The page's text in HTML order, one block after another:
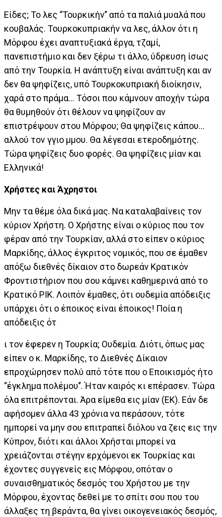
Είδες; Το λες ‘’Τουρκικήν’’ από τα παλιά μυαλά που
κουβαλάς. Τουρκοκυπριακήν να λες, άλλον ότι η
Μόρφου έχει αναπτυξιακά έργα, τζαμί,
πανεπιστήμιο και δεν ξέρω τι άλλο, ύδρευση ίσως
από την Τουρκία. Η ανάπτυξη είναι ανάπτυξη και αν
δεν θα ψηφίζεις, υπό Τουρκοκυπριακή διοίκησιν,
χαρά στο πράμα... Τόσοι που κάμνουν αποχήν τώρα
θα θυμηθούν ότι θέλουν να ψηφίζουν αν
επιστρέψουν στου Μόρφου; Θα ψηφίζεις κάπου...
αλλού τον γγιο μμου. Θα λέγεσαι ετεροδημότης.
Τώρα ψηφίζεις δυο φορές. Θα ψηφίζεις μίαν και
Ελληνικά!
Χρήστες και Άχρηστοι
Μην τα θέμε όλα δικά μας. Να καταλαβαίνεις τον
κύριον Χρήστη. Ο Χρήστης είναι ο κύριος που τον
φέραν από την Τουρκίαν, αλλά στο είπεν ο κύριος
Μαρκίδης, άλλος έγκριτος νομικός, που σε έμαθεν
απόξω διεθνές δίκαιον στο δωρεάν Κρατικόν
Φροντιστήριον που σου κάμνει καθημερινά από το
Κρατικό ΡΙΚ. Λοιπόν έμαθες, ότι ουδεμία απόδειξις
υπάρχει ότι ο έποικος είναι έποικος! Ποία η
απόδειξις ότ
ι τον έφερεν η Τουρκία; Ουδεμία. Διότι, όπως μας
είπεν ο κ. Μαρκίδης, το Διεθνές Δίκαιον
επροχώρησεν πολύ από τότε που ο Εποικισμός ήτο
‘’έγκλημα πολέμου’’. Ήταν καιρός κι επέρασεν. Τώρα
όλα επιτρέπονται. Άρα είμεθα εις μίαν (ΕΚ). Εάν δε
αφήσομεν άλλα 43 χρόνια να περάσουν, τότε
ημπορεί να μην σου επιτραπεί διόλου να ζεις εις την
Κύπρον, διότι και άλλοι Χρήσται μπορεί να
χρειάζονται στέγην ερχόμενοι εκ Τουρκίας και
έχοντες συγγενείς εις Μόρφου, οπόταν ο
συναισθηματικός δεσμός του Χρήστου με την
Μόρφου, έχοντας δεθεί με το σπίτι σου που του
άλλαξες τη βεράντα, θα γίνει οικογενειακός δεσμός,